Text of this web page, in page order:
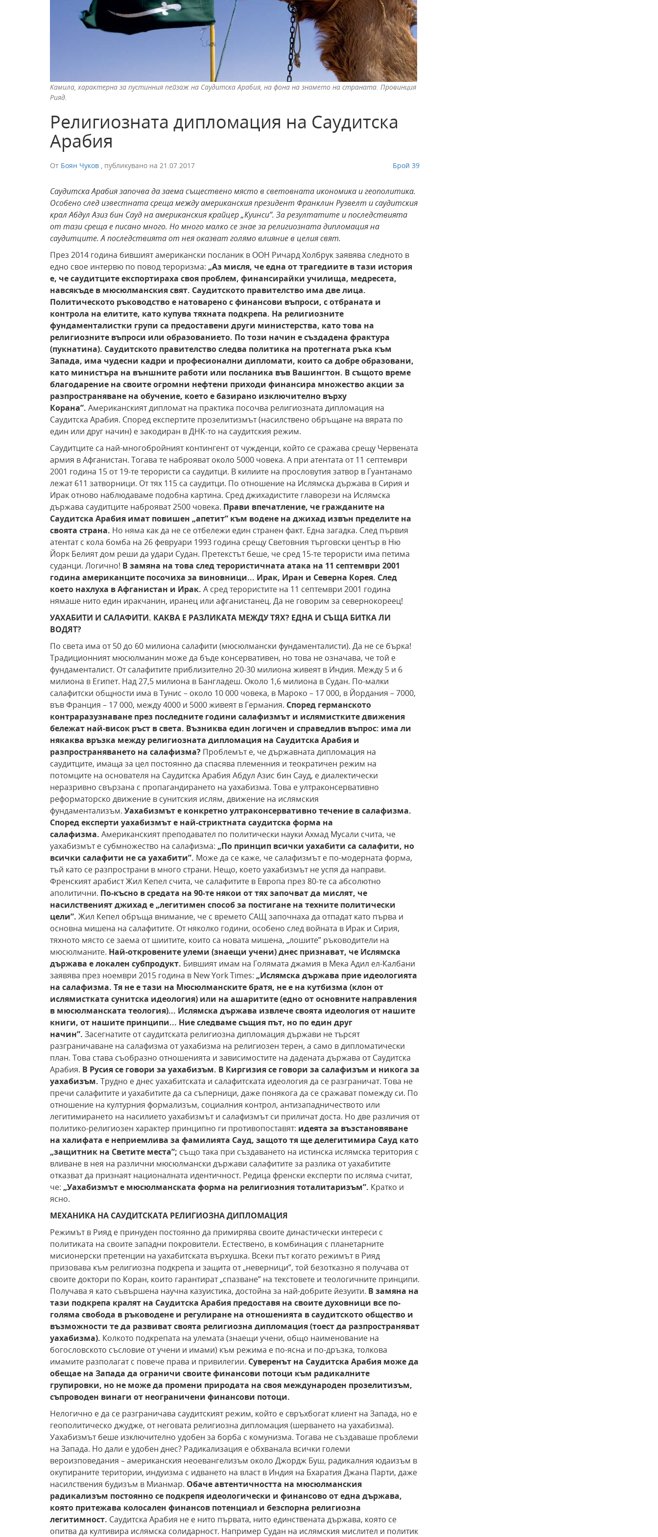
Kамила, характерна за пустинния пейзаж на Саудитска Арабия, на фона на знамето на страната. Провинция
Рияд.
Религиозната дипломация на Саудитска
Арабия
От Боян Чуков , публикувано на 21.07.2017 Брой 39
Саудитска Арабия започва да заема съществено място в световната икономика и геополитика.
Особено след известната среща между американския президент Франклин Рузвелт и саудитския
крал Абдул Азиз бин Сауд на американския крайцер „Куинси”. За резултатите и последствията
от тази среща е писано много. Но много малко се знае за религиозната дипломация на
саудитците. А последствията от нея оказват голямо влияние в целия свят.
През 2014 година бившият американски посланик в ООН Ричард Холбрук заявява следното в
едно свое интервю по повод тероризма: „Аз мисля, че една от трагедиите в тази история
е, че саудитците експортираха своя проблем, финансирайки училища, медресета,
навсякъде в мюсюлманския свят. Саудитското правителство има две лица.
Политическото ръководство е натоварено с финансови въпроси, с отбраната и
контрола на елитите, като купува тяхната подкрепа. На религиозните
фундаменталистки групи са предоставени други министерства, като това на
религиозните въпроси или образованието. Потози начин e създадена фрактура
(пукнатина). Саудитското правителство следва политика на протегната ръка към
Запада, има чудесни кадри и професионални дипломати, които са добре образовани,
като министъра на външните работи или посланика във Вашингтон. В същото време
благодарение на своите огромни нефтени приходи финансира множество акции за
разпространяване на обучение, което е базирано изключително върху
Корана”. Американският дипломат на практика посочва религиозната дипломация на
Саудитска Арабия. Според експертите прозелитизмът (насилствено обръщане на вярата по
един или друг начин) е закодиран в ДНК-то на саудитския режим.
Саудитците са най-многобройният контингент от чужденци, който се сражава срещу Червената
армия в Афганистан. Тогава те наброяват около 5000 човека. А при атентата от 11 септември
2001 година 15 от 19-те терористи са саудитци. В килиите на прословутия затвор в Гуантанамо
лежат 611 затворници. От тях 115 са саудитци. По отношение на Ислямска държава в Сирия и
Ирак отново наблюдаваме подобна картина. Сред джихадистите главорези на Ислямска
държава саудитците наброяват 2500 човека. Прави впечатление, че гражданите на
Саудитска Арабия имат повишен „апетит” към водене на джихад извън пределите на
своята страна. Но няма как да не се отбележи един странен факт. Една загадка. След първия
атентат с кола бомба на 26 февруари 1993 година срещу Световния търговски център в Ню
Йорк Белият дом реши да удари Судан. Претекстът беше, че сред 15-те терористи има петима
суданци. Логично! В замяна на това след терористичната атака на 11 септември 2001
година американците посочиха за виновници... Ирак, Иран и Северна Корея. След
което нахлуха в Афганистан и Ирак. А сред терористите на 11 септември 2001 година
нямаше нито един иракчанин, иранец или афганистанец. Да не говорим за севернокореец!
УАХАБИТИ И САЛАФИТИ. КАКВА Е РАЗЛИКАТА МЕЖДУ ТЯХ? ЕДНА И СЪЩА БИТКА ЛИ
ВОДЯТ?
По света има от 50 до 60 милиона салафити (мюсюлмански фундаменталисти). Да не се бърка!
Традиционният мюсюлманин може да бъде консервативен, но това не означава, че той е
фундаменталист. От салафитите приблизително 20-30 милиона живеят в Индия. Между 5 и 6
милиона в Египет. Над 27,5 милиона в Бангладеш. Около 1,6 милиона в Судан. По-малки
салафитски общности има в Тунис – около 10 000 човека, в Мароко – 17 000, в Йордания – 7000,
във Франция – 17 000, между 4000 и 5000 живеят в Германия. Според германското
контраразузнаване през последните години салафизмът и ислямистките движения
бележат най-висок ръст в света. Възниква един логичен и справедлив въпрос: има ли
някаква връзка между религиозната дипломация на Саудитска Арабия и
разпространяването на салафизма? Проблемът е, че държавната дипломация на
саудитците, имаща за цел постоянно да спасява племенния и теократичен режим на
потомците на основателя на Саудитска Арабия Абдул Азис бин Сауд, е диалектически
неразривно свързана с пропагандирането на уахабизма. Това е ултраконсервативно
реформаторско движение в сунитския ислям, движение на ислямския
фундаментализъм. Уахабизмът е конкретноултраконсервативно течение в салафизма.
Според експерти уахабизмът е най-стриктната саудитска форма на
салафизма. Американският преподавател по политически науки Ахмад Мусали счита, че
уахабизмът е субмножество на салафизма: „По принцип всички уахабити са салафити, но
всички салафити не са уахабити”. Може да се каже, че салафизмът е по-модерната форма,
тъй като се разпространи в много страни. Нещо, което уахабизмът не успя да направи.
Френският арабист Жил Кепел счита, че салафитите в Европа през 80-те са абсолютно
аполитични. По-късно в средата на 90-те някои от тях започват да мислят, че
насилственият джихад е „легитимен способ за постигане на техните политически
цели”. Жил Кепел обръща внимание, че с времето САЩ започнаха да отпадат като първа и
основна мишена на салафитите. От няколко години, особено след войната в Ирак и Сирия,
тяхното място се заема от шиитите, които са новата мишена, „лошите” ръководители на
мюсюлманите. Най-откровените улеми (знаещи учени) днес признават, че Ислямска
държава елокален субпродукт. Бившият имам на Голямата джамия в Мека Адил ел-Калбани
заявява през ноември 2015 година в New York Times: „Ислямска държава прие идеологията
на салафизма. Тя не е тази на Мюсюлманските братя, не е на кутбизма (клон от
ислямистката сунитска идеология) или на ашаритите (едно от основните направления
в мюсюлманската теология)... Ислямска държава извлече своята идеология от нашите
книги, от нашите принципи... Ние следваме същия път, но по един друг
начин”. Засегнатите от саудитската религиозна дипломация държави не търсят
разграничаване на салафизма от уахабизма на религиозен терен, а само в дипломатически
план. Това става съобразно отношенията и зависимостите на дадената държава от Саудитска
Арабия. В Русия се говори за уахабизъм. В Киргизия се говори за салафизъм и никога за
уахабизъм. Трудно е днес уахабитската и салафитската идеология да се разграничат. Това не
пречи салафитите и уахабитите да са съперници, даже понякога да се сражават помежду си. По
отношение на културния формализъм, социалния контрол, антизападничеството или
легитимирането на насилието уахабизмът и салафизмът си приличат доста. Но две различия от
политико-религиозен характер принципно ги противопоставят: идеята за възстановяване
на халифата е неприемлива за фамилията Сауд, защототя ще делегитимира Сауд като
„защитник на Светите места”; също така при създаването на истинска ислямска територия с
вливане в нея на различни мюсюлмански държави салафитите за разлика от уахабитите
отказват да признаят националната идентичност. Редица френски експерти по исляма считат,
че: „Уахабизмът е мюсюлманската форма на религиозния тоталитаризъм”. Кратко и
ясно.
МЕХАНИКА НА САУДИТСКАТА РЕЛИГИОЗНА ДИПЛОМАЦИЯ
Режимът в Рияд е принуден постоянно да примирява своите династически интереси с
политиката на своите западни покровители. Естествено, в комбинация с планетарните
мисионерски претенции на уахабитската върхушка. Всеки път когато режимът в Рияд
призовава към религиозна подкрепа и защита от „неверници”, той безотказно я получава от
своите доктори по Коран, които гарантират „спазване” на текстовете и теологичните принципи.
Получава я като съвършена научна казуистика, достойна за най-добрите йезуити. В замяна на
тази подкрепа кралят на Саудитска Арабия предоставя на своите духовници все по-
голяма свобода в ръководене и регулиране на отношенията в саудитското общество и
възможности те да развиват своята религиозна дипломация (тоест да разпространяват
уахабизма). Колкото подкрепата на улемата (знаещи учени, общо наименование на
богословското съсловие от учени и имами) към режима е по-ясна и по-дръзка, толкова
имамите разполагат с повече права и привилегии. Суверенът на Саудитска Арабия може да
обещае на Запада да ограничи своитефинансови потоци към радикалните
групировки, но не може да промени природата на своя международен прозелитизъм,
съпроводен винаги от неограничени финансови потоци.
Нелогично е да се разграничава саудитският режим, който е свръхбогат клиент на Запада, но е
геополитическо джудже, от неговата религиозна дипломация (шерването на уахабизма).
Уахабизмът беше изключително удобен за борба с комунизма. Тогава не създаваше проблеми
на Запада. Но дали е удобен днес? Радикализация е обхванала всички големи
вероизповедания – американския неоевангелизъм около Джордж Буш, радикалния юдаизъм в
окупираните територии, индуизма с идването на власт в Индия на Бхаратия Джана Парти, даже
насилствения будизъм в Мианмар. Обаче автентичността на мюсюлманския
радикализъм постоянно се подкрепя идеологически и финансово от една държава,
която притежава колосален финансов потенциал и безспорна религиозна
легитимност. Саудитска Арабия не е нито първата, нито единствената държава, която се
опитва да култивира ислямска солидарност. Например Судан на ислямския мислител и политик